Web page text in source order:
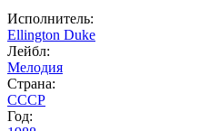
Исполнитель:
Ellington Duke
Лейбл:
Мелодия
Страна:
СССР
Год: